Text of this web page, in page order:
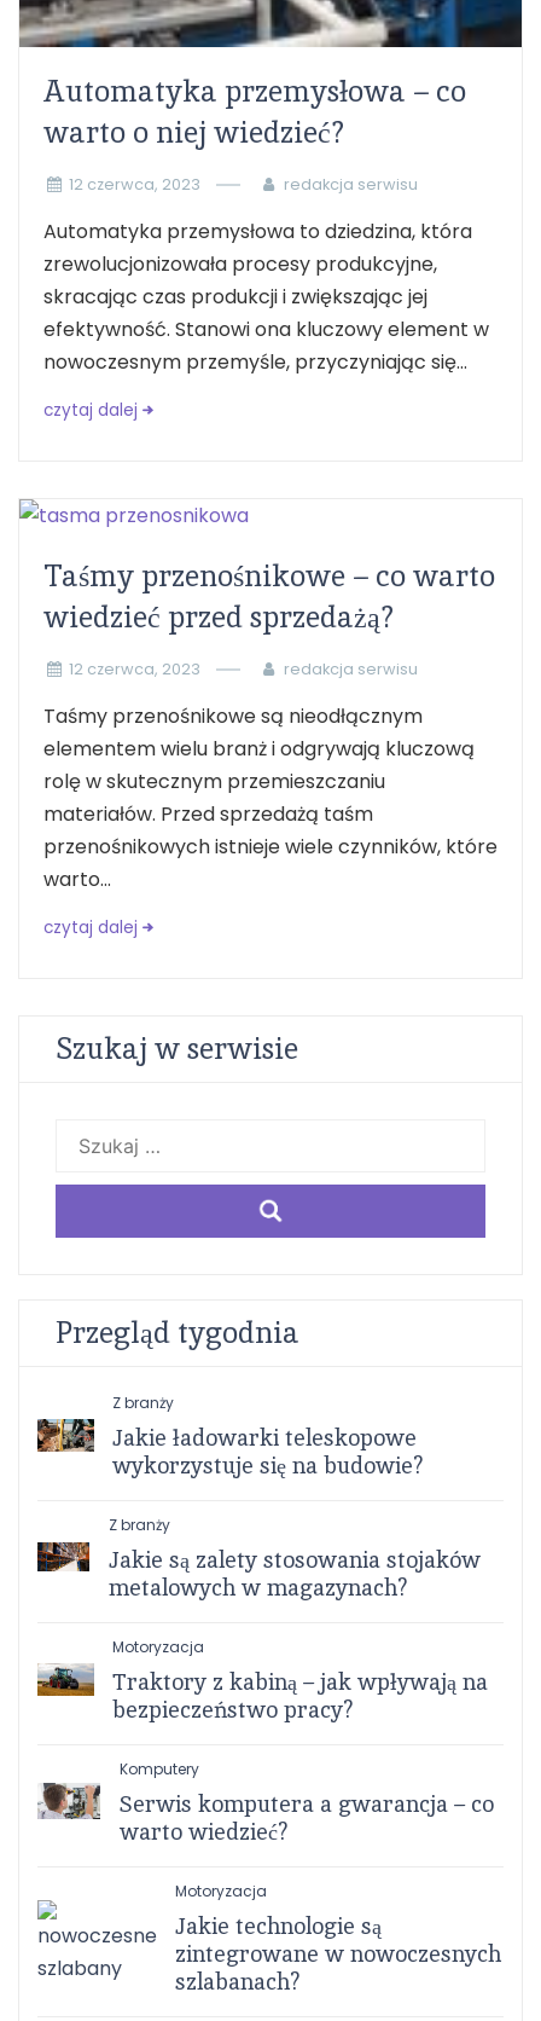
Automatyka przemysłowa – co
warto o niej wiedzieć?
12 czerwca, 2023 redakcja serwisu
Automatyka przemysłowa to dziedzina, która
zrewolucjonizowała procesy produkcyjne,
skracając czas produkcji i zwiększając jej
efektywność. Stanowi ona kluczowy element w
nowoczesnym przemyśle, przyczyniając się...
czytaj dalej
Taśmy przenośnikowe – co warto
wiedzieć przed sprzedażą?
12 czerwca, 2023 redakcja serwisu
Taśmy przenośnikowe są nieodłącznym
elementem wielu branż i odgrywają kluczową
rolę w skutecznym przemieszczaniu
materiałów. Przed sprzedażą taśm
przenośnikowych istnieje wiele czynników, które
warto...
czytaj dalej
Szukaj w serwisie
Szukaj:
Przegląd tygodnia
Z branży
Jakie ładowarki teleskopowe
wykorzystuje się na budowie?
Z branży
Jakie są zalety stosowania stojaków
metalowych w magazynach?
Motoryzacja
Traktory z kabiną – jak wpływają na
bezpieczeństwo pracy?
Komputery
Serwis komputera a gwarancja – co
warto wiedzieć?
Motoryzacja
Jakie technologie są
zintegrowane w nowoczesnych
szlabanach?